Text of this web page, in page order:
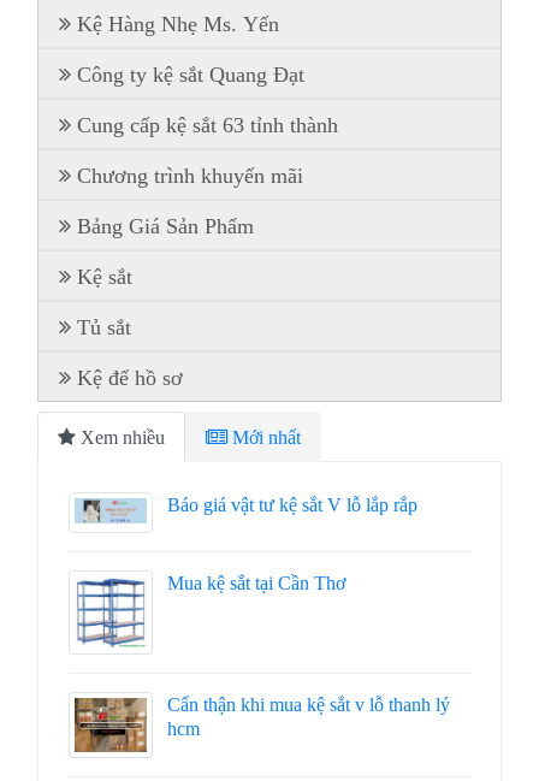
Kệ Hàng Nhẹ Ms. Yến
Công ty kệ sắt Quang Đạt
Cung cấp kệ sắt 63 tỉnh thành
Chương trình khuyến mãi
Bảng Giá Sản Phẩm
Kệ sắt
Tủ sắt
Kệ để hồ sơ
Xem nhiều Mới nhất
Báo giá vật tư kệ sắt V lỗ lắp rắp
Mua kệ sắt tại Cần Thơ
Cẩn thận khi mua kệ sắt v lỗ thanh lý
hcm